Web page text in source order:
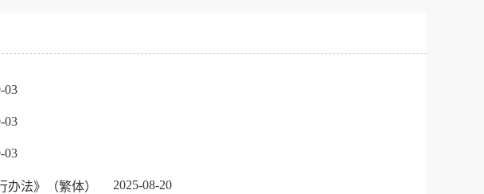
03
03
03
法》（繁体） 2025-08-20